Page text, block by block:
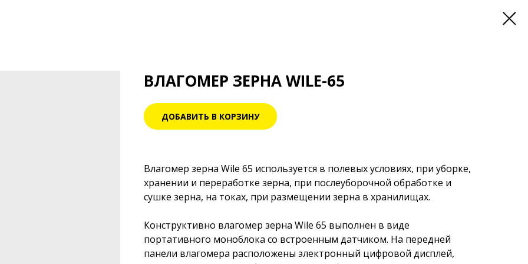
ВЛАГОМЕР ЗЕРНА WILE-65
ДОБАВИТЬ В КОРЗИНУ
Влагомер зерна Wile 65 используется в полевых условиях, при уборке,
хранении и переработке зерна, при послеуборочной обработке и
сушке зерна, на токах, при размещении зерна в хранилищах.
Конструктивно влагомер зерна Wile 65 выполнен в виде
портативного моноблока со встроенным датчиком. На передней
панели влагомера расположены электронный цифровой дисплей,